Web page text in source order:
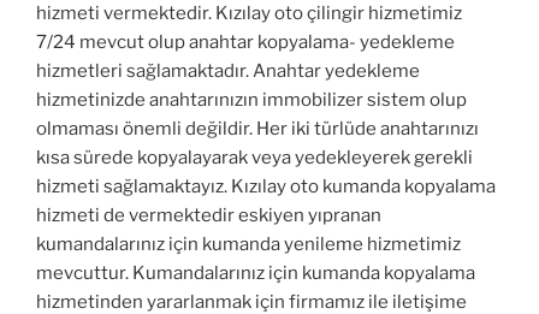
hizmeti vermektedir. Kızılay oto çilingir hizmetimiz
7/24 mevcut olup anahtar kopyalama- yedekleme
hizmetleri sağlamaktadır. Anahtar yedekleme
hizmetinizde anahtarınızın immobilizer sistem olup
olmaması önemli değildir. Her iki türlüde anahtarınızı
kısa sürede kopyalayarak veya yedekleyerek gerekli
hizmeti sağlamaktayız. Kızılay oto kumanda kopyalama
hizmeti de vermektedir eskiyen yıpranan
kumandalarınız için kumanda yenileme hizmetimiz
mevcuttur. Kumandalarınız için kumanda kopyalama
hizmetinden yararlanmak için firmamız ile iletişime